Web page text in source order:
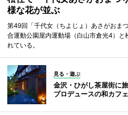
様な花が並ぶ
第49回「千代女（ちよじょ）あさがおま
合運動公園屋内運動場（白山市倉光4）
れている。
見る・遊ぶ
金沢・ひがし茶屋街に
プロデュースの和カフ